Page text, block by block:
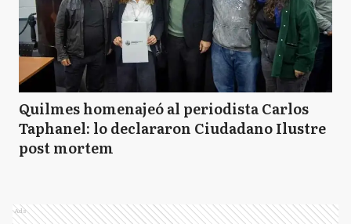
Quilmes homenajeó al periodista Carlos
Taphanel: lo declararon Ciudadano Ilustre
post mortem
Ads